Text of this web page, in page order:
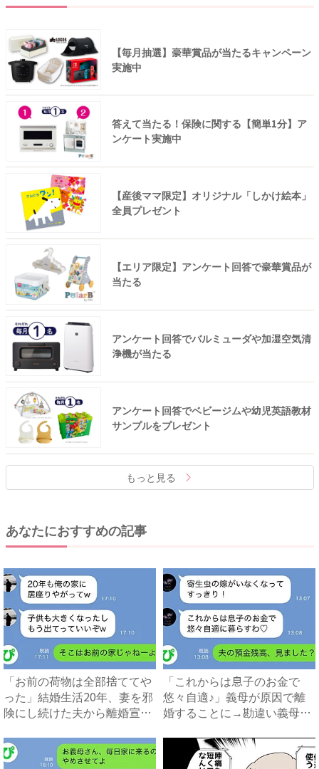
【毎月抽選】豪華賞品が当たるキャンペーン
実施中
答えて当たる！保険に関する【簡単1分】ア
ンケート実施中
【産後ママ限定】オリジナル「しかけ絵本」
全員プレゼント
【エリア限定】アンケート回答で豪華賞品が
当たる
アンケート回答でバルミューダや加湿空気清
浄機が当たる
アンケート回答でベビージムや幼児英語教材
サンプルをプレゼント
もっと見る
あなたにおすすめの記事
「お前の荷物は全部捨ててや
った」結婚生活20年、妻を邪
険にし続けた夫から離婚宣
「これからは息子のお金で
悠々自適♪」義母が原因で離
婚することに→勘違い義母に